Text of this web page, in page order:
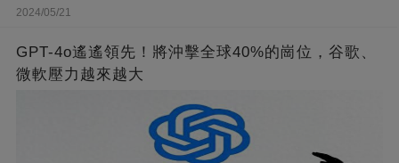
2024/05/21
GPT-4o遙遙領先！將沖擊全球40%的崗位，谷歌、
微軟壓力越來越大